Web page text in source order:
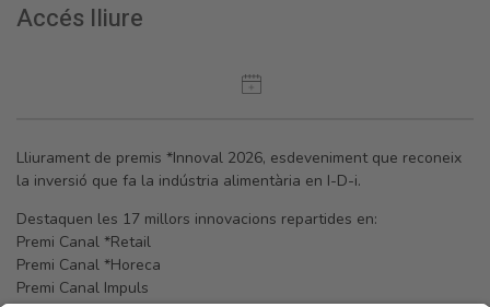
Accés lliure
Lliurament de premis *Innoval 2026, esdeveniment que reconeix
la inversió que fa la indústria alimentària en I-D-i.
Destaquen les 17 millors innovacions repartides en:
Premi Canal *Retail
Premi Canal *Horeca
Premi Canal Impuls